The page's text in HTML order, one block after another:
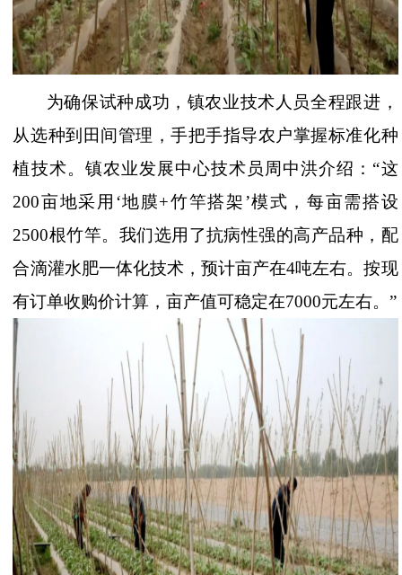
为确保试种成功，镇农业技术人员全程跟进，
从选种到田间管理，手把手指导农户掌握标准化种
植技术。镇农业发展中心技术员周中洪介绍： “这
200亩地采用‘地膜+竹竿搭架’模式，每亩需搭设
2500根竹竿。我们选用了抗病性强的高产品种，配
合滴灌水肥一体化技术，预计亩产在4吨左右。按现
有订单收购价计算，亩产值可稳定在7000元左右。”